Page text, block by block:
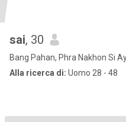
sai, 30
Bang Pahan, Phra Nakhon Si
Alla ricerca di: Uomo 28 - 48